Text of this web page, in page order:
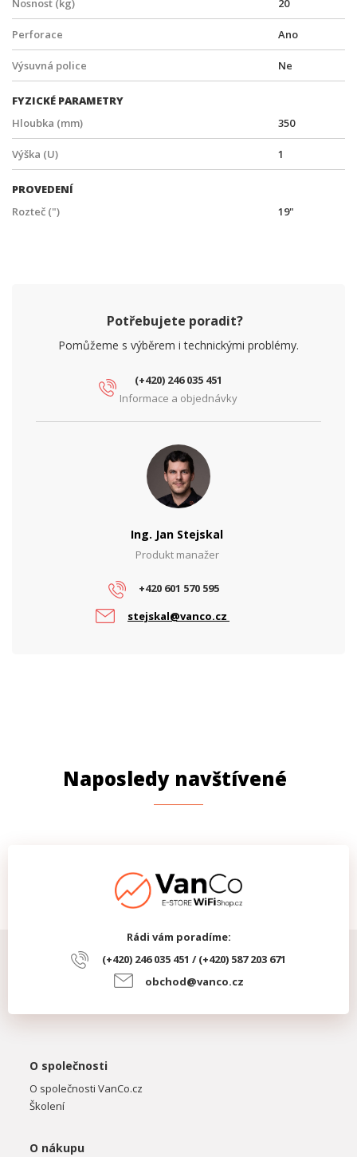
Nosnost (kg) 20
Perforace Ano
Výsuvná police Ne
FYZICKÉ PARAMETRY
Hloubka (mm)
350
Výška (U) 1
PROVEDENÍ
Rozteč (")
19"
Potřebujete poradit?
Pomůžeme s výběrem i technickými problémy.
(+420) 246 035 451
Informace a objednávky
Ing. Jan Stejskal
Produkt manažer
+420 601 570 595
stejskal@vanco.cz
Naposledy navštívené
Rádi vám poradíme:
(+420) 246 035 451 / (+420) 587 203 671
obchod@vanco.cz
O společnosti
O společnosti VanCo.cz
Školení
O nákupu